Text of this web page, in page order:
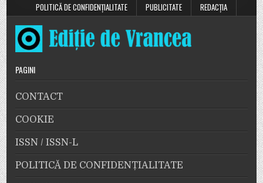
POLITICĂ DE CONFIDENȚIALITATE
PUBLICITATE REDACȚIA
PAGINI
CONTACT
COOKIE
ISSN / ISSN-L
POLITICĂ DE CONFIDENȚIALITATE